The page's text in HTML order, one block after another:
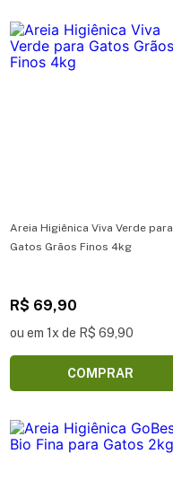
Areia Higiênica Viva Verde para
Gatos Grãos Finos 4kg
R$ 69,90
ou em 1x de R$ 69,90
COMPRAR